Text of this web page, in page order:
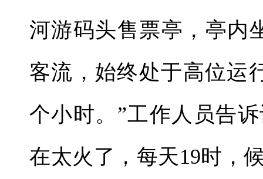
河游码头售票亭，亭内
客流，始终处于高位运
个小时。”工作人员告
在太火了，每天19时，